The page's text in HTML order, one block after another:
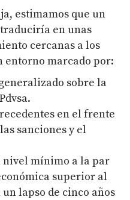
estimamos que un
en unas
cercanas a los
entorno marcado por:
sobre la
en el frente
sanciones y el
mínimo a la par
superior al
un lapso de cinco años